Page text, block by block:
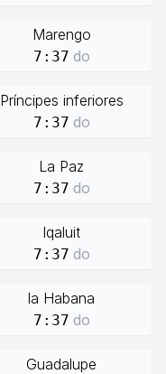
Marengo
7:37 do
Príncipes inferiores
7:37 do
La Paz
7:37 do
Iqaluit
7:37 do
la Habana
7:37 do
Guadalupe